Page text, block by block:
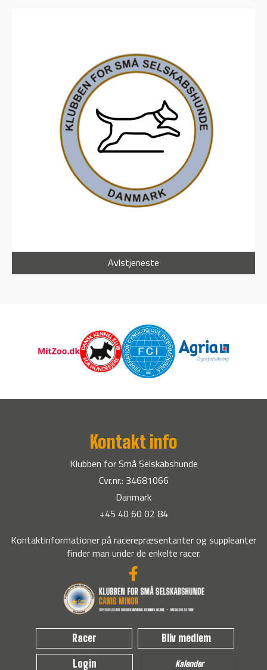
Avlstjeneste
Kontakt info
Klubben for Små Selskabshunde
Cvr.nr.: 34681066
Danmark
+45 40 60 02 84
Kontaktinformationer på racerepræsentanter og suppleanter
finder man under de enkelte racer.
Racer Bliv medlem
Login Kalender